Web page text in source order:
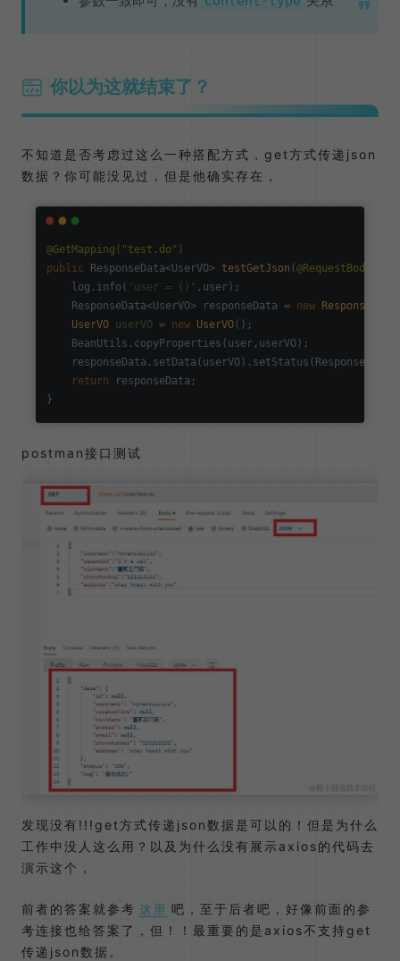
你以为这就结束了？
不知道是否考虑过这么一种搭配方式，get方式传递json
数据？你可能没见过，但是他确实存在，
@GetMapping("test.do")
public ResponseData<UserVO> testGetJson (@RequestBody
log.info( "user = {}" ,user);
ResponseData<UserVO> responseData = new ResponseData
UserVO userVO = new UserVO();
BeanUtils.copyProperties(user,userVO);
return responseData;
postman接口测试
发现没有!!!get方式传递json数据是可以的！但是为什么
工作中没人这么用？以及为什么没有展示axios的代码去
演示这个，
前者的答案就参考 这里 吧，至于后者吧，好像前面的参
考连接也给答案了，但！！最重要的是axios不支持get
传递json数据。